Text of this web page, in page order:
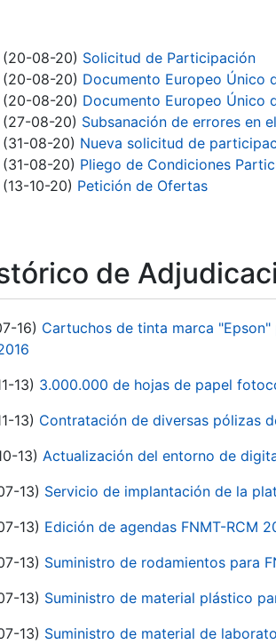
Mostrar/Ocultar
(20-08-20) Solicitud de Participación
(20-08-20) Documento Europeo Único
(20-08-20) Documento Europeo Único
(27-08-20) Subsanación de errores en
(31-08-20) Nueva solicitud de
(31-08-20) Pliego de Condiciones
(13-10-20) Petición de Ofertas
de
16) Cartuchos de tinta marca "Epson"
13) 3.000.000 de hojas de papel
13) Contratación de diversas pólizas
13) Actualización del entorno de
13) Servicio de implantación de la
13) Edición de agendas FNMT-RCM
13) Suministro de rodamientos para
13) Suministro de material plástico
13) Suministro de material de